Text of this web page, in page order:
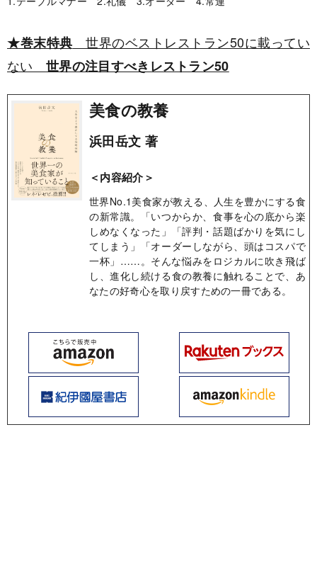
★巻末特典 世界のベストレストラン50に載ってい
ない 世界の注目すべきレストラン50
美食の教養
浜田岳文 著
＜内容紹介＞
世界No.1美食家が教える、人生を豊かにする食
の新常識。「いつからか、食事を心の底から楽
しめなくなった」「評判・話題ばかりを気にし
てしまう」「オーダーしながら、頭はコスパで
一杯」……。そんな悩みをロジカルに吹き飛ば
し、進化し続ける食の教養に触れることで、あ
なたの好奇心を取り戻すための一冊である。